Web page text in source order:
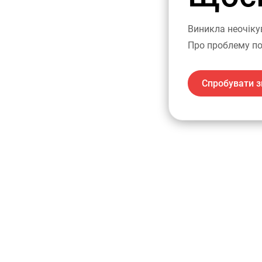
Виникла
Про проблему
Спробувати